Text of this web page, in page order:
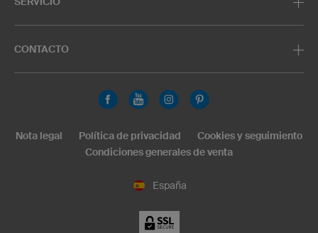
CONTACTO
España
Nota legal Política de privacidad
Cookies y seguimiento
Condiciones generales de venta